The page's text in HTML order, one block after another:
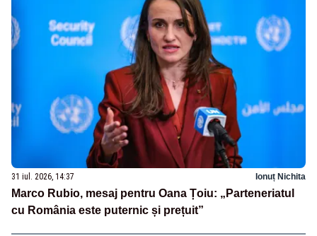
31 iul. 2026, 14:37 Ionuț Nichita
Marco Rubio, mesaj pentru Oana Țoiu: „Parteneriatul
cu România este puternic și prețuit”